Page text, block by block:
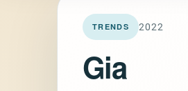
TRENDS 2022
Gia